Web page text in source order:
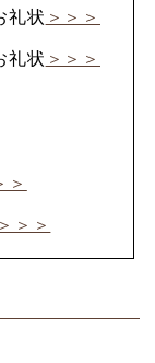
礼状 ＞＞＞
礼状 ＞＞＞
＞
＞＞＞